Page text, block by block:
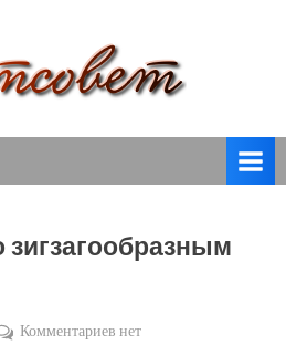
т
о
е
спицами,
крючком,
вязаные
модели
описанием
зигзагообразным
Комментариевкнет